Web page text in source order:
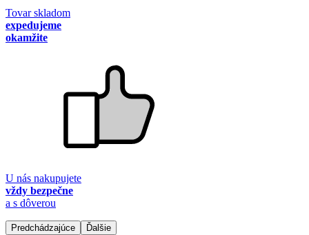
Tovar skladom
expedujeme
okamžite
U nás nakupujete
vždy bezpečne
a s dôverou
Predchádzajúce Ďalšie